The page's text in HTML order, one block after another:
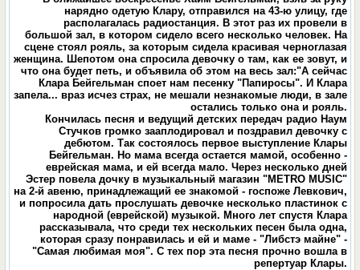
нарядно одетую Клару, отправился на 43-ю улицу, где
располагалась радиостанция. В этот раз их провели в
большой зал, в котором сидело всего несколько человек. На
сцене стоял рояль, за которым сидела красивая черноглазая
женщина. Шепотом она спросила девочку о там, как ее зовут, и
что она будет петь, и объявила об этом на весь зал:"А сейчас
Клара Бейгельман споет нам песенку "Папиросы". И Клара
запела... враз исчез страх, не мешали незнакомые люди, в зале
остались только она и рояль.
Кончилась песня и ведущий детских передач радио Наум
Стучков громко зааплодировал и поздравил девочку с
дебютом. Так состоялось первое выступление Клары
Бейгельман. Но мама всегда остается мамой, особенно -
еврейская мама, и ей всегда мало. Через несколько дней
Эстер повела дочку в музыкальный магазин "METRO MUSIC"
на 2-й авеню, принадлежащий ее знакомой - госпоже Левкович,
и попросила дать прослушать девочке несколько пластинок с
народной (еврейской) музыкой. Много лет спустя Клара
рассказывала, что среди тех нескольких песен была одна,
которая сразу понравилась и ей и маме - "Либстэ майне" -
"Самая любимая моя". С тех пор эта песня прочно вошла в
репертуар Клары.